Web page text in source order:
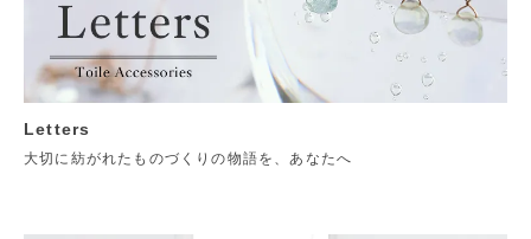
Letters
大切に紡がれたものづくりの物語を、あなたへ